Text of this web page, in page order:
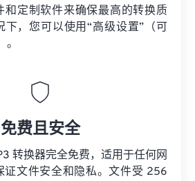
和定制软件来确保最高的转换质
下，您可以使用“高级设置”（可
免费且安全
转换器完全免费，适用于任何网
证文件安全和隐私。文件受 256